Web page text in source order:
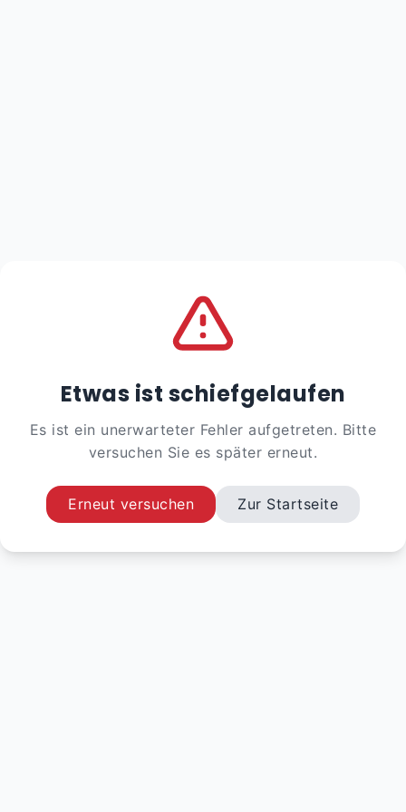
Etwas ist schiefgelaufen
Es ist ein unerwarteter Fehler aufgetreten. Bitte
versuchen Sie es später erneut.
Erneut versuchen Zur Startseite